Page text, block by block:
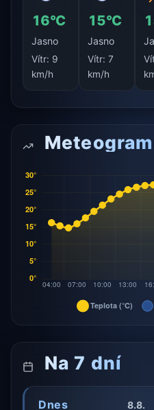
16°C
Jasno
Vítr: 9
km/h
15°C
Jasno
Vítr: 7
km/h
Meteogram
Na 7 dní
Dnes 8.8.